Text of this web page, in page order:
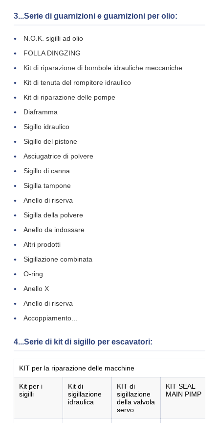
Lasciate un messaggio
Ti richiameremo presto!
3...Serie di guarnizioni e guarnizioni per olio:
N.O.K. sigilli ad olio
FOLLA DINGZING
Kit di riparazione di bombole idrauliche meccaniche
Kit di tenuta del rompitore idraulico
Kit di riparazione delle pompe
Diaframma
Sigillo idraulico
Sigillo del pistone
Asciugatrice di polvere
Sigillo di canna
Sigilla tampone
Anello di riserva
Sigilla della polvere
Anello da indossare
Altri prodotti
Sigillazione combinata
O-ring
Anello X
Anello di riserva
Accoppiamento...
4...Serie di kit di sigillo per escavatori:
KIT per la riparazione delle macchine
Kit per i
sigilli
Kit di
sigillazione
idraulica
KIT di
sigillazione
della valvola
servo
KIT SEAL
MAIN PIMP